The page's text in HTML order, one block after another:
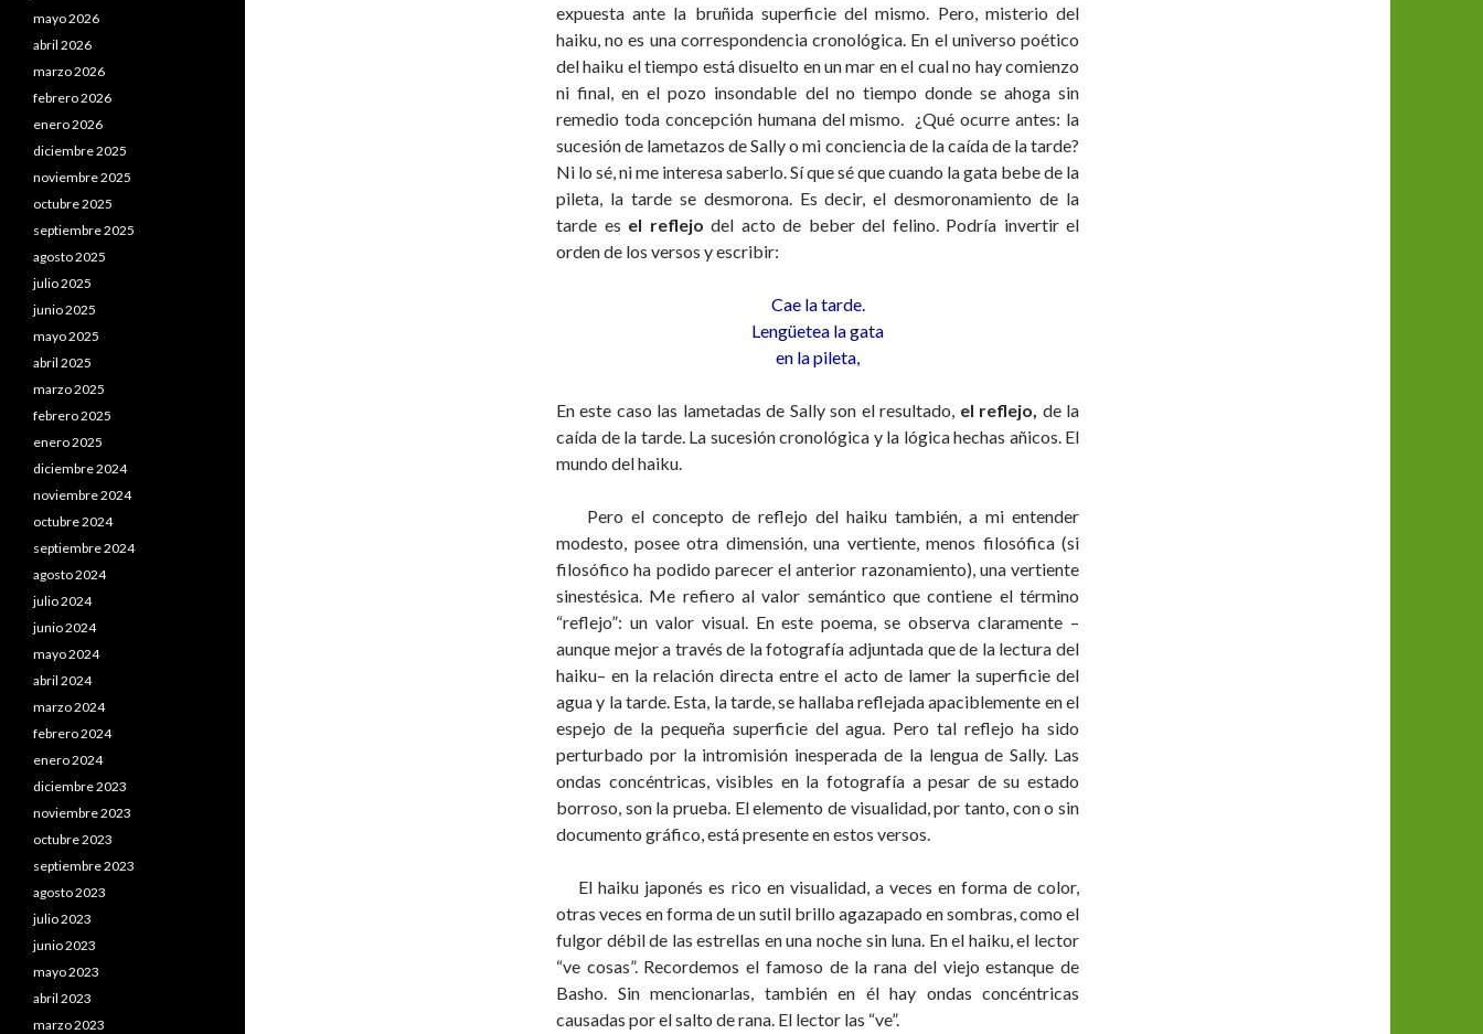
expuesta ante la bruñida superficie del mismo. Pero, misterio del
haiku, no es una correspondencia cronológica. En el universo poético
del haiku el tiempo está disuelto en un mar en el cual no hay comienzo
ni final, en el pozo insondable del no tiempo donde se ahoga sin
remedio toda concepción humana del mismo. ¿Qué ocurre antes: la
sucesión de lametazos de Sally o mi conciencia de la caída de la tarde?
Ni lo sé, ni me interesa saberlo. Sí que sé que cuando la gata bebe de la
pileta, la tarde se desmorona. Es decir, el desmoronamiento de la
tarde es el reflejo del acto de beber del felino. Podría invertir el
orden de los versos y escribir:
Cae la tarde.
Lengüetea la gata
en la pileta,
En este caso las lametadas de Sally son el resultado, el reflejo, de la
caída de la tarde. La sucesión cronológica y la lógica hechas añicos. El
mundo del haiku.
Pero el concepto de reflejo del haiku también, a mi entender
modesto, posee otra dimensión, una vertiente, menos filosófica (si
filosófico ha podido parecer el anterior razonamiento), una vertiente
sinestésica. Me refiero al valor semántico que contiene el término
“reflejo”: un valor visual. En este poema, se observa claramente –
aunque mejor a través de la fotografía adjuntada que de la lectura del
haiku– en la relación directa entre el acto de lamer la superficie del
agua y la tarde. Esta, la tarde, se hallaba reflejada apaciblemente en el
espejo de la pequeña superficie del agua. Pero tal reflejo ha sido
perturbado por la intromisión inesperada de la lengua de Sally. Las
ondas concéntricas, visibles en la fotografía a pesar de su estado
borroso, son la prueba. El elemento de visualidad, por tanto, con o sin
documento gráfico, está presente en estos versos.
El haiku japonés es rico en visualidad, a veces en forma de color,
otras veces en forma de un sutil brillo agazapado en sombras, como el
fulgor débil de las estrellas en una noche sin luna. En el haiku, el lector
“ve cosas”. Recordemos el famoso de la rana del viejo estanque de
Basho. Sin mencionarlas, también en él hay ondas concéntricas
causadas por el salto de rana. El lector las “ve”.
mayo 2026
abril 2026
marzo 2026
febrero 2026
enero 2026
diciembre 2025
noviembre 2025
octubre 2025
septiembre 2025
agosto 2025
julio 2025
junio 2025
mayo 2025
abril 2025
marzo 2025
febrero 2025
enero 2025
diciembre 2024
noviembre 2024
octubre 2024
septiembre 2024
agosto 2024
julio 2024
junio 2024
mayo 2024
abril 2024
marzo 2024
febrero 2024
enero 2024
diciembre 2023
noviembre 2023
octubre 2023
septiembre 2023
agosto 2023
julio 2023
junio 2023
mayo 2023
abril 2023
marzo 2023